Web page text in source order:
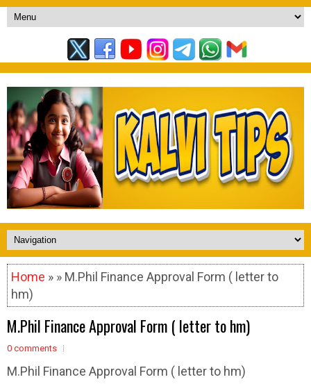
Home » » M.Phil Finance Approval Form ( letter to
hm)
M.Phil Finance Approval Form ( letter to hm)
0 comments
M.Phil Finance Approval Form ( letter to hm)